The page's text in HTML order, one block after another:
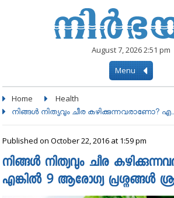
August 7, 2026 2:51 pm
Menu
Home Health
നിങ്ങള്‍ നിത്യവും ചീര കഴിക്കുന്നവരാണോ?
Published on October 22, 2016 at 1:59 pm
നിങ്ങള്‍ നിത്യവും ചീര
എങ്കില്‍ 9 ആരോഗ്യ പ്രശ്നങ്ങള്‍